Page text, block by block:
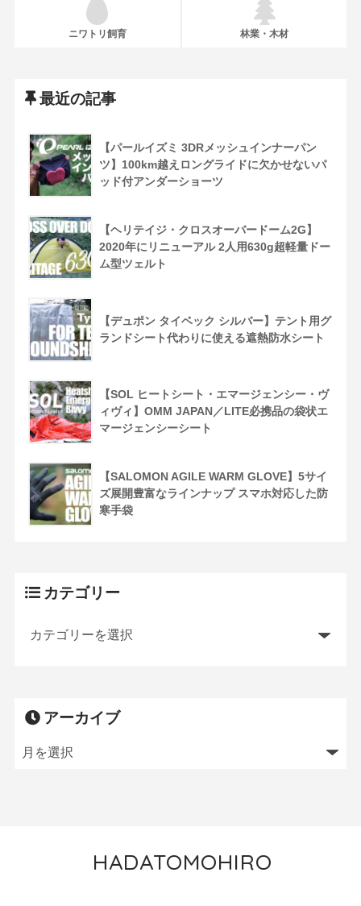
ニワトリ飼育 林業・木材
最近の記事
【パールイズミ 3DRメッシュインナーパン
ツ】100km越えロングライドに欠かせないパ
ッド付アンダーショーツ
【ヘリテイジ・クロスオーバードーム2G】
2020年にリニューアル 2人用630g超軽量ドー
ム型ツェルト
【デュポン タイベック シルバー】テント用グ
ランドシート代わりに使える遮熱防水シート
【SOL ヒートシート・エマージェンシー・ヴ
ィヴィ】OMM JAPAN／LITE必携品の袋状エ
マージェンシーシート
【SALOMON AGILE WARM GLOVE】5サイ
ズ展開豊富なラインナップ スマホ対応した防
寒手袋
カテゴリー
アーカイブ
HADATOMOHIRO